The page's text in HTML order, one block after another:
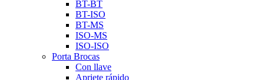
BT-BT
BT-ISO
BT-MS
ISO-MS
ISO-ISO
Porta Brocas
Con llave
Apriete rápido